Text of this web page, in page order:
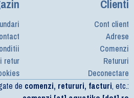
retur
Clienti
Cont client
Adrese
Comenzi
Retururi
Deconectare
de comenzi, retururi, facturi, etc.: